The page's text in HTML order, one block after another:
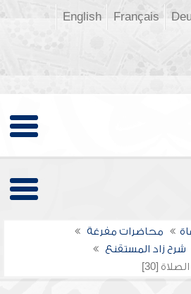
Français
English
محاضرات مفرغة
شرح زاد المستقنع
[30]